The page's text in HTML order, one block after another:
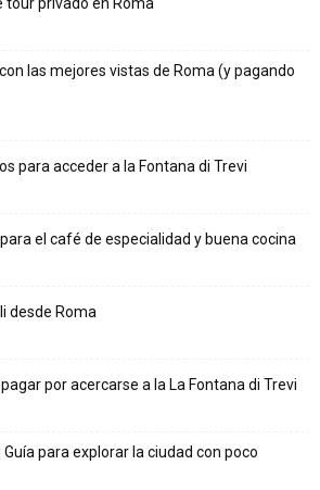
tour privado en Roma
las mejores vistas de Roma (y pagando
para acceder a la Fontana di Trevi
el café de especialidad y buena cocina
desde Roma
por acercarse a la La Fontana di Trevi
para explorar la ciudad con poco